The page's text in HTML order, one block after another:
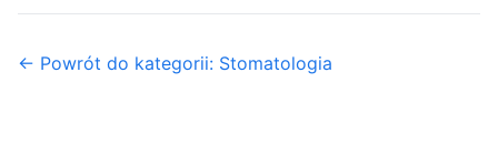
← Powrót do kategorii: Stomatologia